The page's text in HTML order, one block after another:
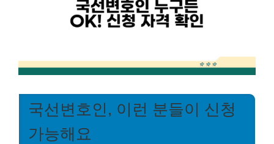
국선변호인, 이런 분들이 신청
가능해요